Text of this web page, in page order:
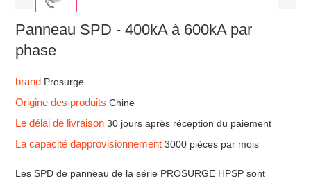
Panneau SPD - 400kA à 600kA par
phase
brand Prosurge
Origine des produitsChine
Le délai de livraison30 jours après réception du paiement
La capacité dapprovisionnement3000 pièces par mois
Les SPD de panneau de la série PROSURGE HPSP sont